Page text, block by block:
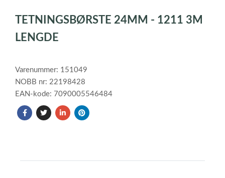
1
TETNINGSBØRSTE 24MM - 1211 3M
LENGDE
Varenummer: 151049
NOBB nr: 22198428
EAN-kode: 7090005546484